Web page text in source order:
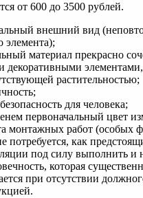
от 600 до 3500 рублей.
внешний вид
элемента);
материал прекрасно
декоративными
растительностью;
для человека;
первоначальный цвет
монтажных работ (особых
потребуется, как
под силу выполнить и
которая
при отсутствии